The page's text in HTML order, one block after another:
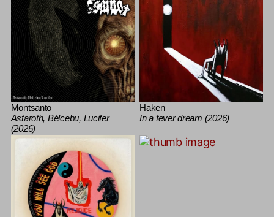
Montsanto
Astaroth, Bélcebu, Lucifer
(2026)
Haken
In a fever dream (2026)